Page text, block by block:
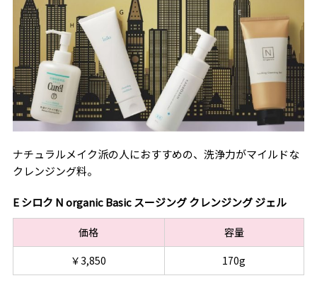
ナチュラルメイク派の人におすすめの、洗浄力がマイルドな
クレンジング料。
E シロク N organic Basic スージング クレンジング ジェル
価格
容量
￥3,850
170g